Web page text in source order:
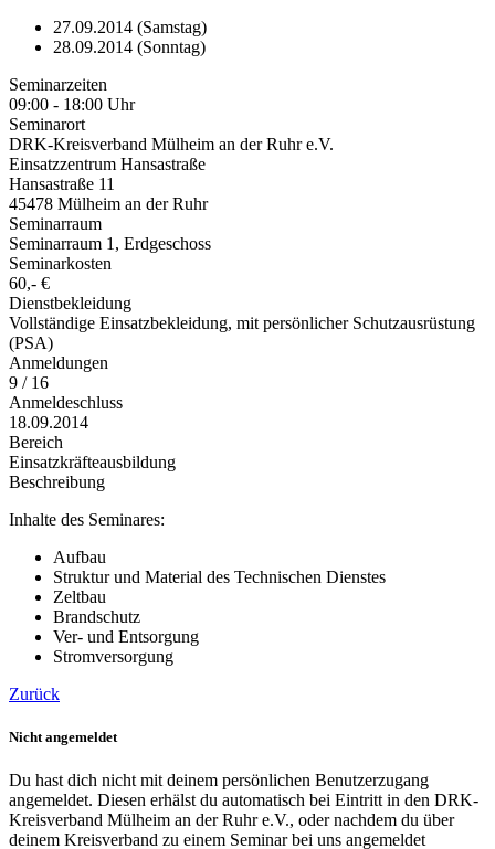
27.09.2014 (Samstag)
28.09.2014 (Sonntag)
Seminarzeiten
09:00 - 18:00 Uhr
Seminarort
DRK-Kreisverband Mülheim an der Ruhr e.V.
Einsatzzentrum Hansastraße
Hansastraße 11
45478 Mülheim an der Ruhr
Seminarraum
Seminarraum 1, Erdgeschoss
Seminarkosten
60,- €
Dienstbekleidung
Vollständige Einsatzbekleidung, mit persönlicher Schutzausrüstung
(PSA)
Anmeldungen
9 / 16
Anmeldeschluss
18.09.2014
Bereich
Einsatzkräfteausbildung
Beschreibung
Inhalte des Seminares:
Aufbau
Struktur und Material des Technischen Dienstes
Zeltbau
Brandschutz
Ver- und Entsorgung
Stromversorgung
Zurück
Nicht angemeldet
Du hast dich nicht mit deinem persönlichen Benutzerzugang
angemeldet. Diesen erhälst du automatisch bei Eintritt in den DRK-
Kreisverband Mülheim an der Ruhr e.V., oder nachdem du über
deinem Kreisverband zu einem Seminar bei uns angemeldet